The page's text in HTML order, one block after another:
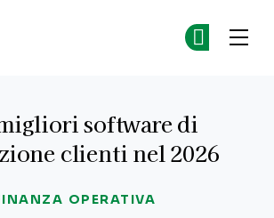
OPERATIVA
software di
clienti nel 2026